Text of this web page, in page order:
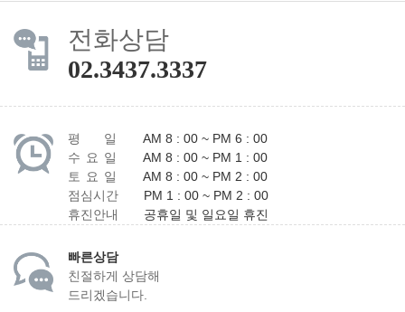
전화상담
02.3437.3337
평 일
AM 8 : 00 ~ PM 6 : 00
수 요 일
AM 8 : 00 ~ PM 1 : 00
토 요 일
AM 8 : 00 ~ PM 2 : 00
점심시간
PM 1 : 00 ~ PM 2 : 00
휴진안내
공휴일 및 일요일 휴진
빠른상담
친절하게 상담해
드리겠습니다.